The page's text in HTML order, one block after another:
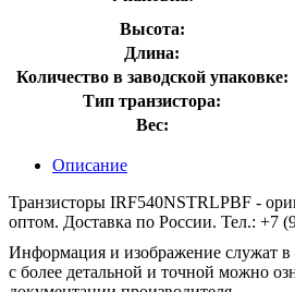
Высота:
Длина:
Количество в заводской упаковке:
Тип транзистора:
Вес:
Описание
Транзисторы IRF540NSTRLPBF -
оптом. Доставка по России. Тел.: +7
Информация и изображение служат в
с более детальной и точной можно